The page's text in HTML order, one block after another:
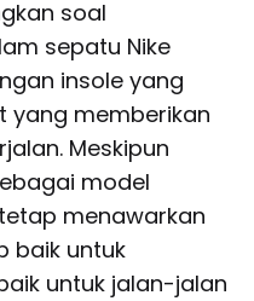
soal
sepatu Nike
insole yang
yang memberikan
Meskipun
model
menawarkan
baik untuk
untuk jalan-jalan